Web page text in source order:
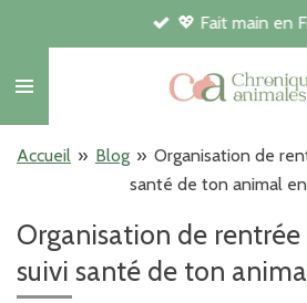
contenu
💖 Fait main en
Accueil » Blog » Organisation de
santé de ton animal
Organisation de
suivi santé de ton